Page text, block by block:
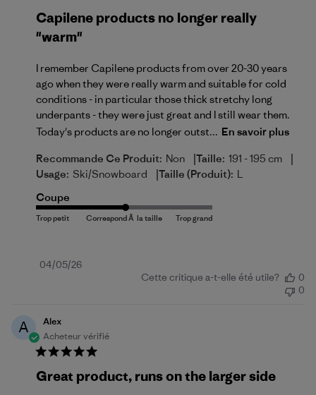
Capilene products no longer really
"warm"
I remember Capilene products from over 20-30 years
ago when they were really warm and suitable for cold
conditions - in particular those thick stretchy long
underpants - they were just great and I still wear them.
Today's products are no longer outst... En savoir plus
Recommande Ce Produit: Non |Taille: 191 - 195 cm |
Usage: Ski/Snowboard |Taille (produit): L
Coupe
Date
04/05/26
Cette critique a-t-elle été utile?
0
0
A
Alex
Acheteur vérifié
Great product, runs on the larger side